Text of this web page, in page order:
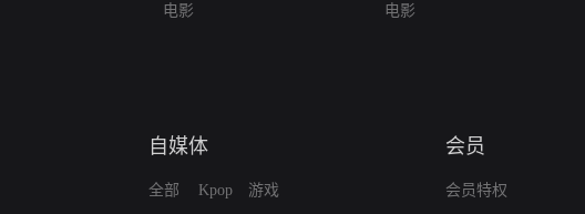
电影
电影
自媒体
全部 Kpop 游戏
会员
会员特权